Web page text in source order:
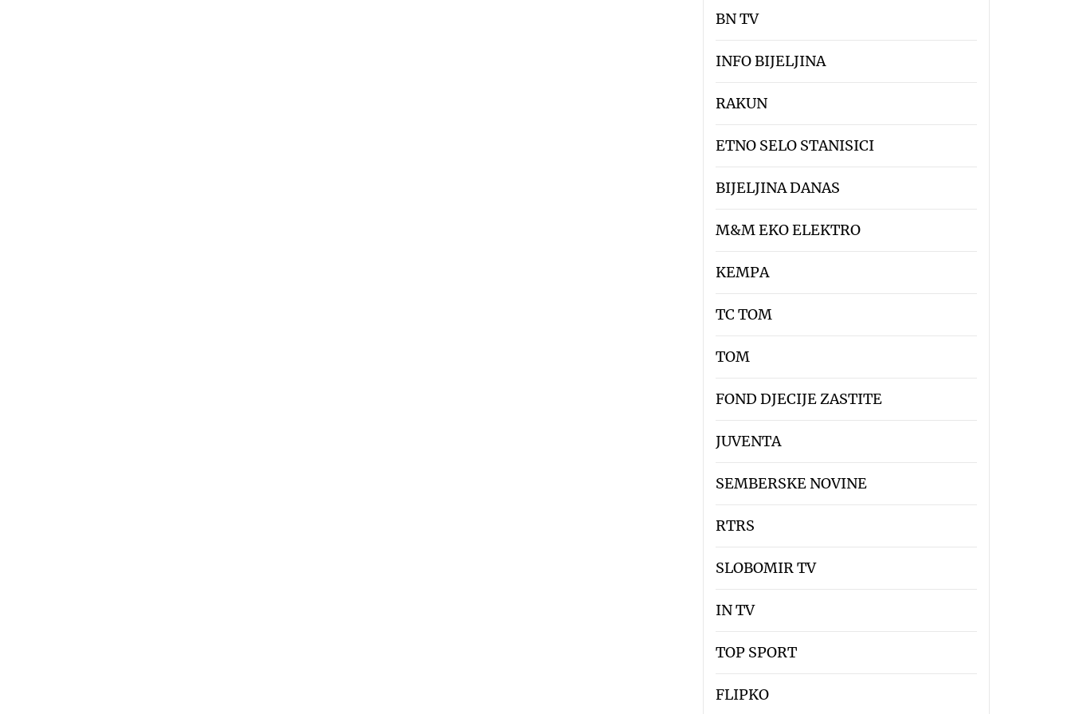
BN TV
INFO BIJELJINA
RAKUN
ETNO SELO STANISICI
BIJELJINA DANAS
M&M EKO ELEKTRO
KEMPA
TC TOM
TOM
FOND DJECIJE ZASTITE
JUVENTA
SEMBERSKE NOVINE
RTRS
SLOBOMIR TV
IN TV
TOP SPORT
FLIPKO